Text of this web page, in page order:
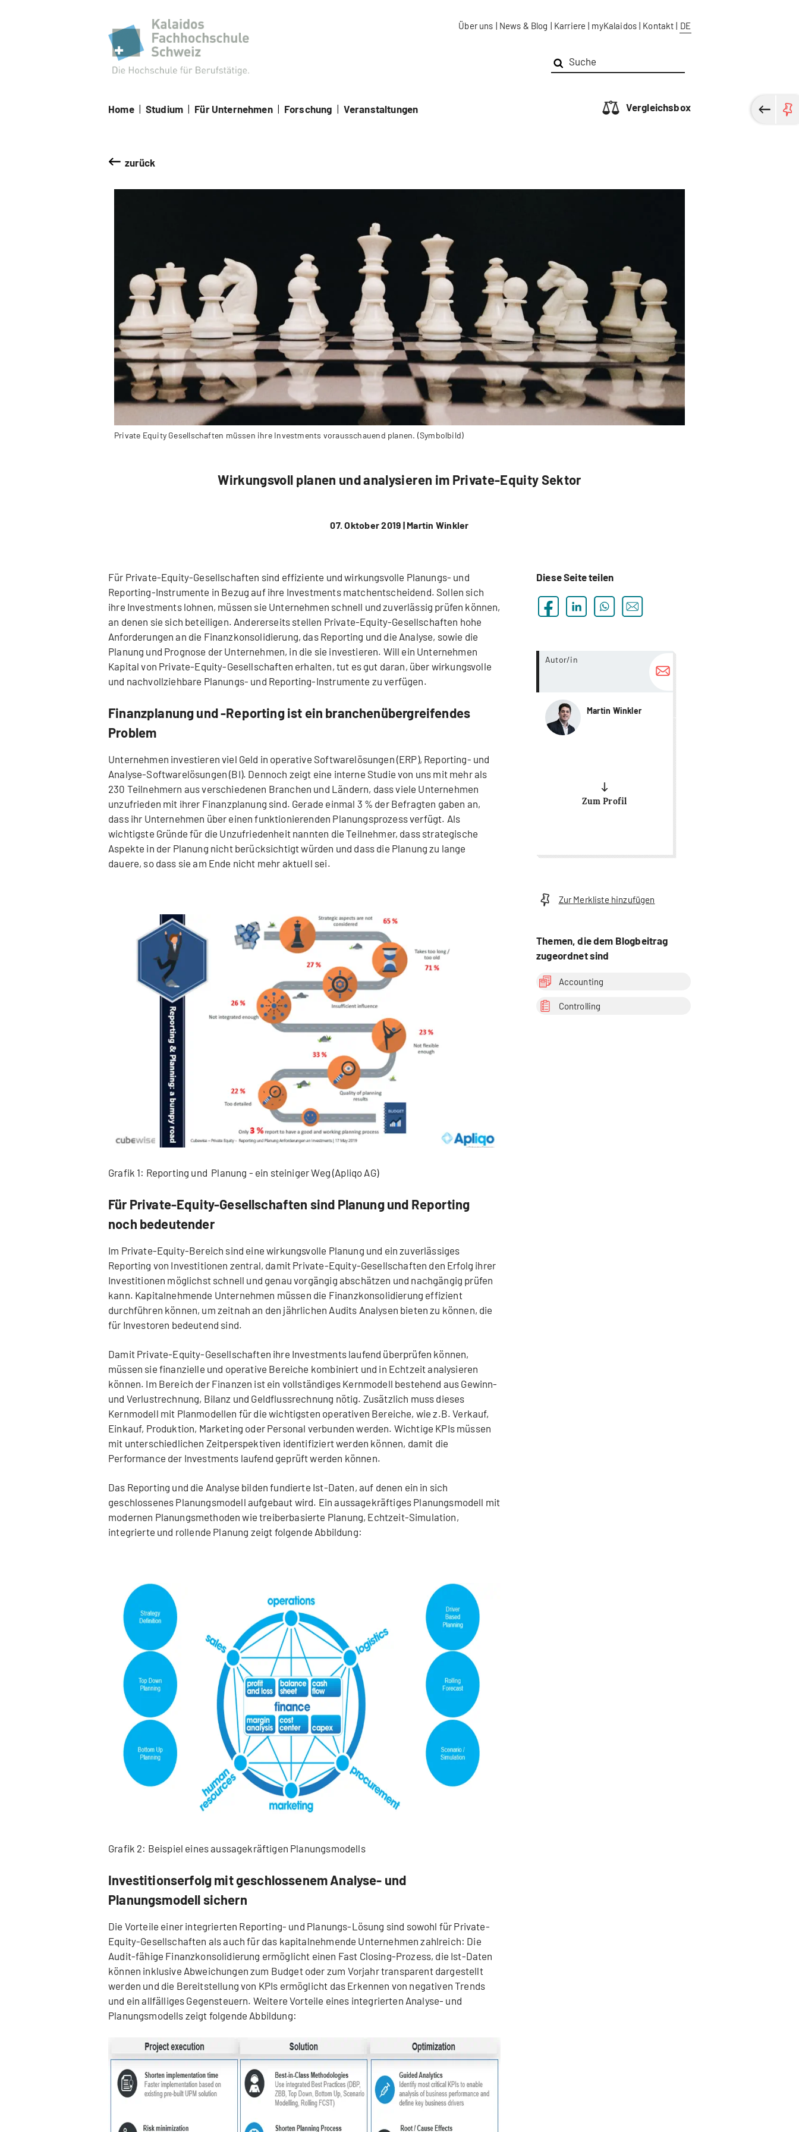
Über uns | News & Blog | Karriere | myKalaidos | Kontakt | DE
Home | Studium | Für Unternehmen | Forschung | Veranstaltungen Vergleichsbox
zurück
Private Equity Gesellschaften müssen ihre Investments vorausschauend planen. (Symbolbild)
Wirkungsvoll planen und analysieren im Private-Equity Sektor
07. Oktober 2019 |Martin Winkler
Für Private-Equity-Gesellschaften sind effiziente und wirkungsvolle Planungs- und
Reporting-Instrumente in Bezug auf ihre Investments matchentscheidend. Sollen sich
ihre Investments lohnen, müssen sie Unternehmen schnell und zuverlässig prüfen können,
an denen sie sich beteiligen. Andererseits stellen Private-Equity-Gesellschaften hohe
Anforderungen an die Finanzkonsolidierung, das Reporting und die Analyse, sowie die
Planung und Prognose der Unternehmen, in die sie investieren. Will ein Unternehmen
Kapital von Private-Equity-Gesellschaften erhalten, tut es gut daran, über wirkungsvolle
und nachvollziehbare Planungs- und Reporting-Instrumente zu verfügen.
Finanzplanung und -Reporting ist ein branchenübergreifendes
Problem
Unternehmen investieren viel Geld in operative Softwarelösungen (ERP), Reporting- und
Analyse-Softwarelösungen (BI). Dennoch zeigt eine interne Studie von uns mit mehr als
230 Teilnehmern aus verschiedenen Branchen und Ländern, dass viele Unternehmen
unzufrieden mit ihrer Finanzplanung sind. Gerade einmal 3 % der Befragten gaben an,
dass ihr Unternehmen über einen funktionierenden Planungsprozess verfügt. Als
wichtigste Gründe für die Unzufriedenheit nannten die Teilnehmer, dass strategische
Aspekte in der Planung nicht berücksichtigt würden und dass die Planung zu lange
dauere, so dass sie am Ende nicht mehr aktuell sei.
Grafik 1: Reporting und Planung - ein steiniger Weg (Apliqo AG)
Für Private-Equity-Gesellschaften sind Planung und Reporting
noch bedeutender
Im Private-Equity-Bereich sind eine wirkungsvolle Planung und ein zuverlässiges
Reporting von Investitionen zentral, damit Private-Equity-Gesellschaften den Erfolg ihrer
Investitionen möglichst schnell und genau vorgängig abschätzen und nachgängig prüfen
kann. Kapitalnehmende Unternehmen müssen die Finanzkonsolidierung effizient
durchführen können, um zeitnah an den jährlichen Audits Analysen bieten zu können, die
für Investoren bedeutend sind.
Damit Private-Equity-Gesellschaften ihre Investments laufend überprüfen können,
müssen sie finanzielle und operative Bereiche kombiniert und in Echtzeit analysieren
können. Im Bereich der Finanzen ist ein vollständiges Kernmodell bestehend aus Gewinn-
und Verlustrechnung, Bilanz und Geldflussrechnung nötig. Zusätzlich muss dieses
Kernmodell mit Planmodellen für die wichtigsten operativen Bereiche, wie z.B. Verkauf,
Einkauf, Produktion, Marketing oder Personal verbunden werden. Wichtige KPIs müssen
mit unterschiedlichen Zeitperspektiven identifiziert werden können, damit die
Performance der Investments laufend geprüft werden können.
Das Reporting und die Analyse bilden fundierte Ist-Daten, auf denen ein in sich
geschlossenes Planungsmodell aufgebaut wird. Ein aussagekräftiges Planungsmodell mit
modernen Planungsmethoden wie treiberbasierte Planung, Echtzeit-Simulation,
integrierte und rollende Planung zeigt folgende Abbildung:
Grafik 2: Beispiel eines aussagekräftigen Planungsmodells
Investitionserfolg mit geschlossenem Analyse- und
Planungsmodell sichern
Die Vorteile einer integrierten Reporting- und Planungs-Lösung sind sowohl für Private-
Equity-Gesellschaften als auch für das kapitalnehmende Unternehmen zahlreich: Die
Audit-fähige Finanzkonsolidierung ermöglicht einen Fast Closing-Prozess, die Ist-Daten
können inklusive Abweichungen zum Budget oder zum Vorjahr transparent dargestellt
werden und die Bereitstellung von KPIs ermöglicht das Erkennen von negativen Trends
und ein allfälliges Gegensteuern. Weitere Vorteile eines integrierten Analyse- und
Planungsmodells zeigt folgende Abbildung:
Diese Seite teilen
Autor/in
Martin Winkler
Zum Profil
more...
Zur Merkliste hinzufügen
Themen, die dem Blogbeitrag
zugeordnet sind
Accounting
Controlling